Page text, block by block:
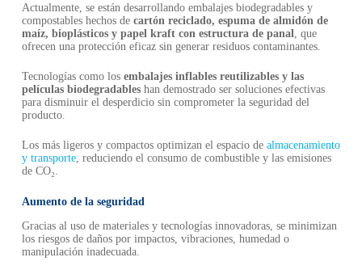
Actualmente, se están desarrollando embalajes biodegradables y
compostables hechos de cartón reciclado, espuma de almidón de
maíz, bioplásticos y papel kraft con estructura de panal , que
ofrecen una protección eficaz sin generar residuos contaminantes.
Tecnologías como los embalajes inflables reutilizables y las
películas biodegradableshan demostrado ser soluciones efectivas
para disminuir el desperdicio sin comprometer la seguridad del
producto.
Los más ligeros y compactos optimizan el espacio de almacenamiento
y transporte, reduciendo el consumo de combustible y las emisiones
de CO₂.
Aumento de la seguridad
Gracias al uso de materiales y tecnologías innovadoras, se minimizan
los riesgos de daños por impactos, vibraciones, humedad o
manipulación inadecuada.